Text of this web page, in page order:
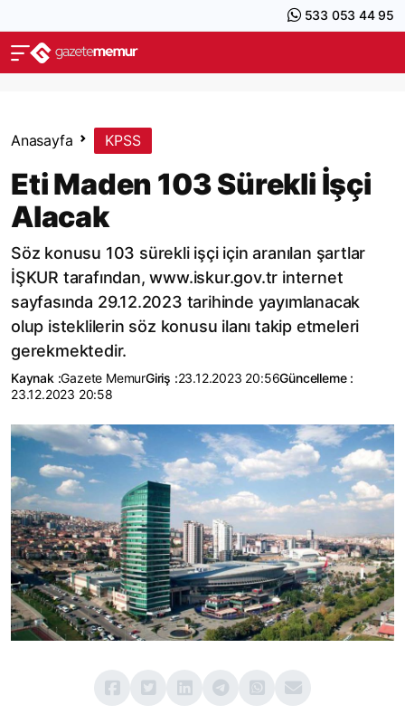
533 053 44 95
Anasayfa KPSS
Eti Maden 103 Sürekli İşçi
Alacak
Söz konusu 103 sürekli işçi için aranılan şartlar
İŞKUR tarafından, www.iskur.gov.tr internet
sayfasında 29.12.2023 tarihinde yayımlanacak
olup isteklilerin söz konusu ilanı takip etmeleri
gerekmektedir.
Kaynak :Gazete MemurGiriş :23.12.2023 20:56Güncelleme :
23.12.2023 20:58